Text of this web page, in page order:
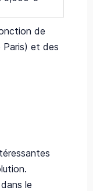
de
Paris) et des
le